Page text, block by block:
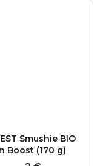
Smushie BIO
Boost (170 g)